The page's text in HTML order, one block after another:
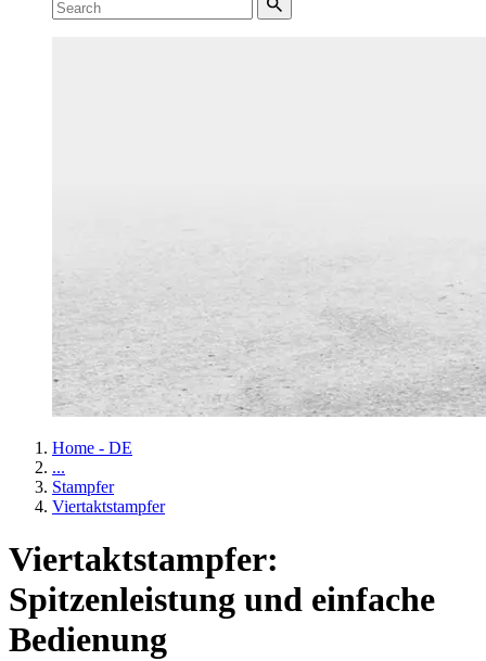
Home - DE
...
Stampfer
Viertaktstampfer
Viertaktstampfer:
Spitzenleistung und einfache
Bedienung